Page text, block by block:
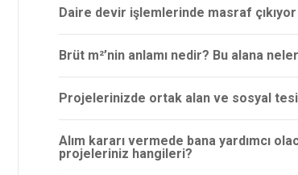
Daire devir işlemlerinde masraf çıkıyor
Brüt m²’nin anlamı nedir? Bu alana
Projelerinizde ortak alan ve sosyal
Alım kararı vermede bana yardımcı
projeleriniz hangileri?